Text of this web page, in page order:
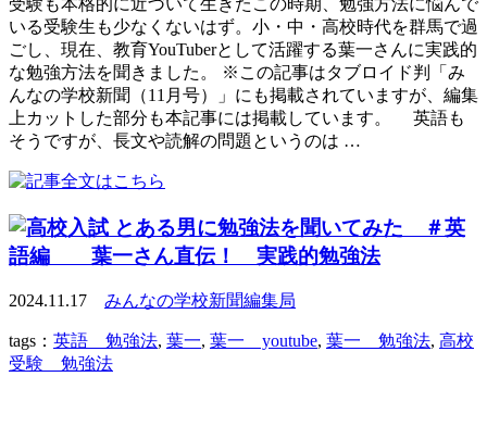
いる受験生も少なくないはず。小・中・高校時代を群馬で過
ごし、現在、教育YouTuberとして活躍する葉一さんに実践的
な勉強方法を聞きました。 ※この記事はタブロイド判「み
んなの学校新聞（11月号）」にも掲載されていますが、編集
上カットした部分も本記事には掲載しています。 英語も
そうですが、長文や読解の問題というのは …
とある男に勉強法を聞いてみた ＃英
語編 葉一さん直伝！ 実践的勉強法
2024.11.17 みんなの学校新聞編集局
tags： 英語 勉強法, 葉一, 葉一 youtube, 葉一 勉強法, 高校
受験 勉強法